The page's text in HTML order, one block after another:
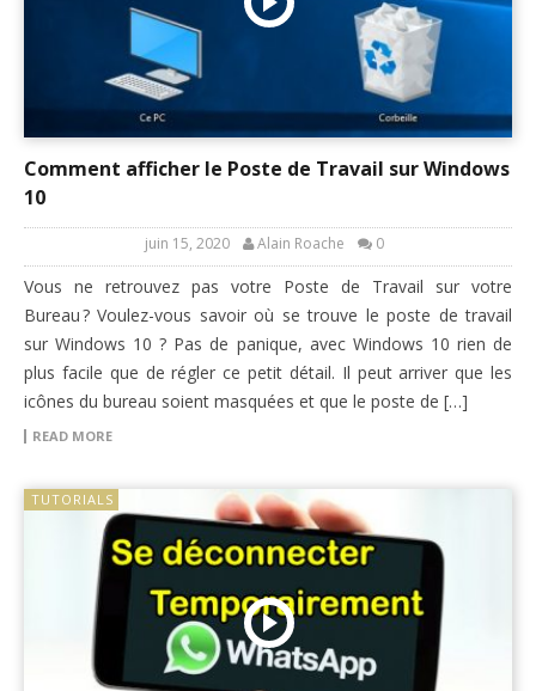
Comment afficher le Poste de Travail sur Windows
10
juin 15, 2020 Alain Roache 0
Vous ne retrouvez pas votre Poste de Travail sur votre
Bureau ? Voulez-vous savoir où se trouve le poste de travail
sur Windows 10 ? Pas de panique, avec Windows 10 rien de
plus facile que de régler ce petit détail. Il peut arriver que les
icônes du bureau soient masquées et que le poste de […]
READ MORE
TUTORIALS